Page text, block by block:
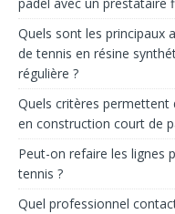
Quels sont les principaux
de tennis en résine
régulière ?
Quels critères permettent
en construction court de
Peut-on refaire les lignes
tennis ?
Quel professionnel